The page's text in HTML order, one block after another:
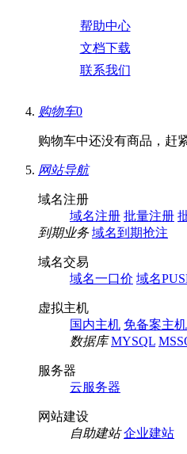
帮助中心
文档下载
联系我们
购物车0
购物车中还没有商品，赶
网站导航
域名注册
域名注册 批量注册
到期业务 域名到期抢注
域名交易
域名一口价 域名
虚拟主机
国内主机 免备案主机
数据库 MYSQL
服务器
云服务器
网站建设
自助建站 企业建站